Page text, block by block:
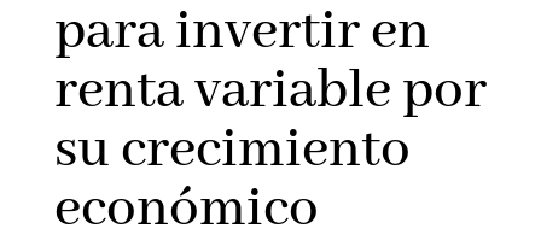
para invertir en
renta variable por
su crecimiento
económico